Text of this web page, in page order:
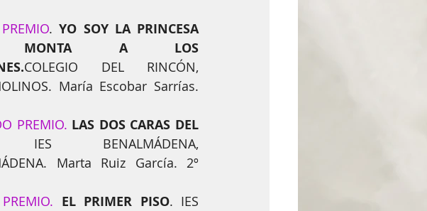
. YO SOY LA PRINCESA
MONTA A LOS
COLEGIO DEL RINCÓN,
María Escobar Sarrías.
PREMIO. LAS DOS CARAS DEL
BENALMÁDENA,
Marta Ruiz García. 2º
EL PRIMER PISO. IES